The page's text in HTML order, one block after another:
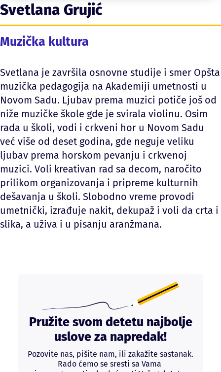
Svetlana Grujić
Muzička kultura
Svetlana je završila osnovne studije i smer Opšta
muzička pedagogija na Akademiji umetnosti u
Novom Sadu. Ljubav prema muzici potiče još od
niže muzičke škole gde je svirala violinu. Osim
rada u školi, vodi i crkveni hor u Novom Sadu
već više od deset godina, gde neguje veliku
ljubav prema horskom pevanju i crkvenoj
muzici. Voli kreativan rad sa decom, naročito
prilikom organizovanja i pripreme kulturnih
dešavanja u školi. Slobodno vreme provodi
umetnički, izrađuje nakit, dekupaž i voli da crta i
slika, a uživa i u pisanju aranžmana.
Pružite svom detetu najbolje
uslove za napredak!
Pozovite nas, pišite nam, ili zakažite sastanak.
Rado ćemo se sresti sa Vama